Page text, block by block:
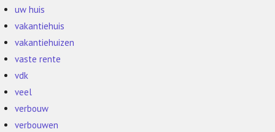
uw huis
vakantiehuis
vakantiehuizen
vaste rente
vdk
veel
verbouw
verbouwen